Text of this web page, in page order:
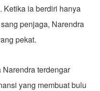
Ketika ia berdiri hanya
penjaga, Narendra
pekat.
terdengar
yang membuat bulu